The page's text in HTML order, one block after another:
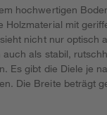
hochwertigen
Holzmaterial mit
nicht nur optisch
als stabil,
Es gibt die Diele je
Die Breite beträgt